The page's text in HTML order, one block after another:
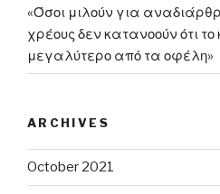
«Όσοι μιλούν για
χρέους δεν κατανοούν ότι
μεγαλύτερο από τα οφέλη»
ARCHIVES
October 2021